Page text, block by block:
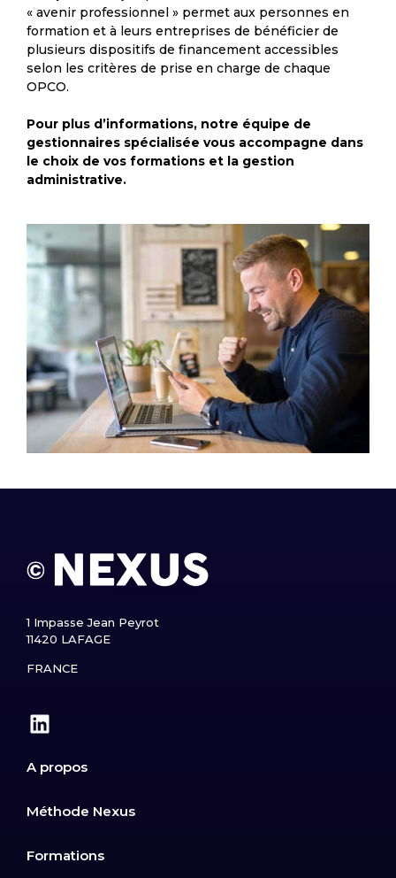
« avenir professionnel » permet aux personnes en
formation et à leurs entreprises de bénéficier de
plusieurs dispositifs de financement accessibles
selon les critères de prise en charge de chaque
OPCO.
Pour plus d’informations, notre équipe de
gestionnaires spécialisée vous accompagne dans
le choix de vos formations et la gestion
administrative.
1 Impasse Jean Peyrot
11420 LAFAGE
FRANCE
A propos
Méthode Nexus
Formations